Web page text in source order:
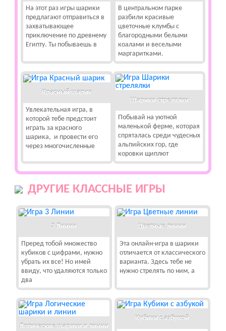
На этот раз игры шарики
предлагают отправиться в
захватывающее
приключение по древнему
Египту. Ты побываешь в
В центральном парке
разбили красивые
цветочные клумбы с
благородными белыми
коалами и веселыми
маргаритками.
Красный шарик
Увлекательная игра, в
которой тебе предстоит
играть за красного
шарика, и провести его
через многочисленные
Шарики стрелялки
Побывай на уютной
маленькой ферме, которая
спряталась среди чудесных
альпийских гор, где
коровки щиплют
ДРУГИЕ КЛАССНЫЕ ИГРЫ
3 Линии
Преред тобой множество
кубиков с цифрами, нужно
убрать их все! Но имей
ввиду, что удаляются только
два
Цветные линии
Эта онлайн-игра в шарики
отличается от классического
варианта. Здесь тебе не
нужно стрелять по ним, а
Логические шарики и линии
Кубики с азбукой